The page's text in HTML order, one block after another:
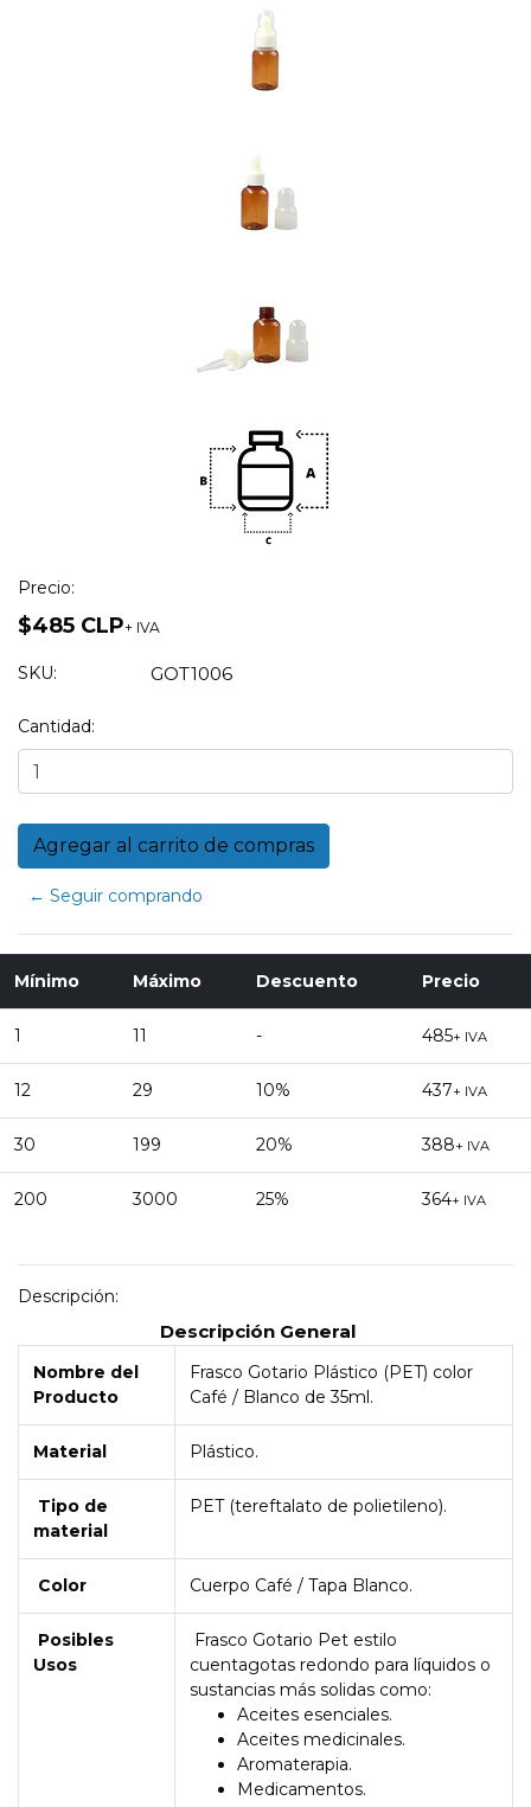
Precio:
$485 CLP+ IVA
SKU: GOT1006
Cantidad:
← Seguir comprando
Mínimo Máximo Descuento Precio
1 11 - 485+ IVA
12 29 10% 437+ IVA
30 199 20% 388+ IVA
200 3000 25% 364+ IVA
Descripción:
Descripción General
Nombre del
Producto
Frasco Gotario Plástico (PET) color
Café / Blanco de 35ml.
Material Plástico.
Tipo de
material
PET (tereftalato de polietileno).
Color Cuerpo Café / Tapa Blanco.
Posibles
Usos
Frasco Gotario Pet estilo
cuentagotas redondo para líquidos o
sustancias más solidas como:
Aceites esenciales.
Aceites medicinales.
Aromaterapia.
Medicamentos.